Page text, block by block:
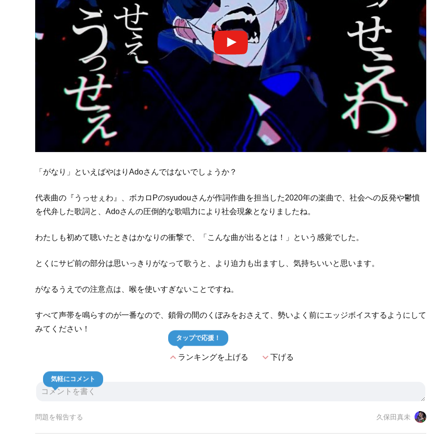
「がなり」といえばやはりAdoさんではないでしょうか？
代表曲の『うっせぇわ』、ボカロPのsyudouさんが作詞作曲を担当した2020年の楽曲で、社会への反発や鬱憤
を代弁した歌詞と、Adoさんの圧倒的な歌唱力により社会現象となりましたね。
わたしも初めて聴いたときはかなりの衝撃で、「こんな曲が出るとは！」という感覚でした。
とくにサビ前の部分は思いっきりがなって歌うと、より迫力も出ますし、気持ちいいと思います。
がなるうえでの注意点は、喉を使いすぎないことですね。
すべて声帯を鳴らすのが一番なので、鎖骨の間のくぼみをおさえて、勢いよく前にエッジボイスするようにして
みてください！
expand_lessランキングを上げる
タップで応援！
expand_more下げる
気軽にコメント
久保田真未
問題を報告する